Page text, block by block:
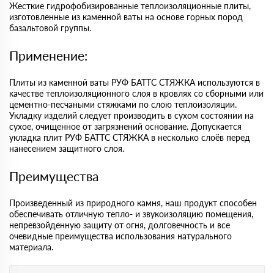
Жесткие гидрофобизированные теплоизоляционные плиты,
изготовленные из каменной ваты на основе горных пород
базальтовой группы.
Применение:
Плиты из каменной ваты РУФ БАТТС СТЯЖКА используются в
качестве теплоизоляционного слоя в кровлях со сборными или
цементно-песчаными стяжками по слою теплоизоляции.
Укладку изделий следует производить в сухом состоянии на
сухое, очищенное от загрязнений основание. Допускается
укладка плит РУФ БАТТС СТЯЖКА в несколько слоёв перед
нанесением защитного слоя.
Преимущества
Произведенный из природного камня, наш продукт способен
обеспечивать отличную тепло- и звукоизоляцию помещения,
непревзойденную защиту от огня, долговечность и все
очевидные преимущества использования натурального
материала.